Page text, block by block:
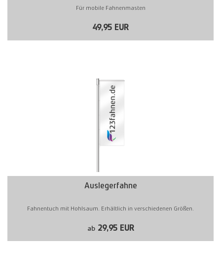
Für mobile Fahnenmasten
49,95 EUR
Auslegerfahne
Fahnentuch mit Hohlsaum. Erhältlich in verschiedenen Größen.
ab29,95 EUR